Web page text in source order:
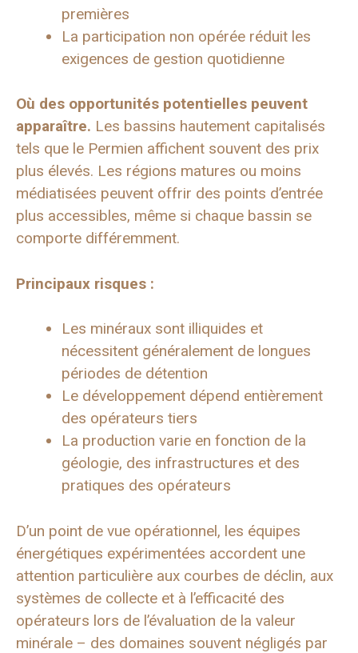
premières
La participation non opérée réduit les
exigences de gestion quotidienne
Où des opportunités potentielles peuvent
apparaître. Les bassins hautement capitalisés
tels que le Permien affichent souvent des prix
plus élevés. Les régions matures ou moins
médiatisées peuvent offrir des points d’entrée
plus accessibles, même si chaque bassin se
comporte différemment.
Principaux risques :
Les minéraux sont illiquides et
nécessitent généralement de longues
périodes de détention
Le développement dépend entièrement
des opérateurs tiers
La production varie en fonction de la
géologie, des infrastructures et des
pratiques des opérateurs
D’un point de vue opérationnel, les équipes
énergétiques expérimentées accordent une
attention particulière aux courbes de déclin, aux
systèmes de collecte et à l’efficacité des
opérateurs lors de l’évaluation de la valeur
minérale – des domaines souvent négligés par